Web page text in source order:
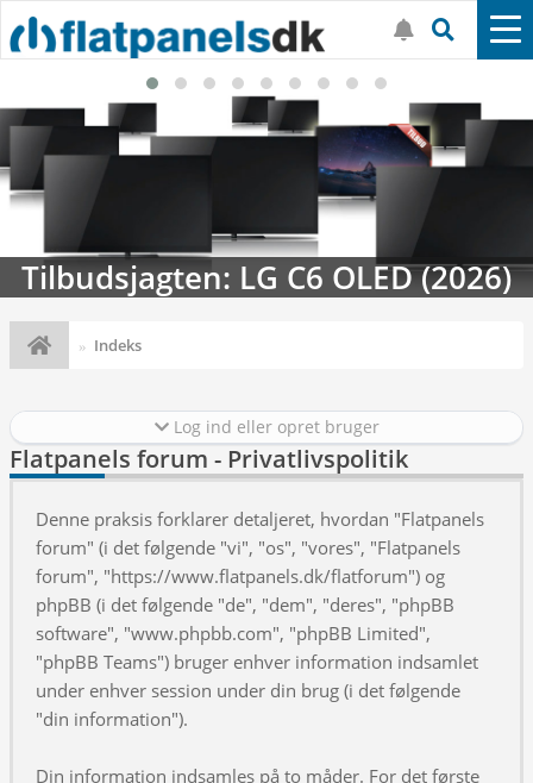
Tilbudsjagten: LG C6 OLED (2026)
Indeks
Log ind eller opret bruger
Flatpanels forum - Privatlivspolitik
Denne praksis forklarer detaljeret, hvordan "Flatpanels
forum" (i det følgende "vi", "os", "vores", "Flatpanels
forum", "https://www.flatpanels.dk/flatforum") og
phpBB (i det følgende "de", "dem", "deres", "phpBB
software", "www.phpbb.com", "phpBB Limited",
"phpBB Teams") bruger enhver information indsamlet
under enhver session under din brug (i det følgende
"din information").
Din information indsamles på to måder. For det første